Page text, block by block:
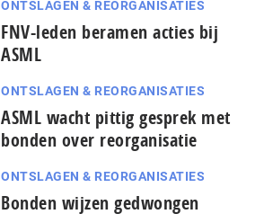
ONTSLAGEN & REORGANISATIES
FNV-leden beramen acties bij
ASML
ONTSLAGEN & REORGANISATIES
ASML wacht pittig gesprek met
bonden over reorganisatie
ONTSLAGEN & REORGANISATIES
Bonden wijzen gedwongen